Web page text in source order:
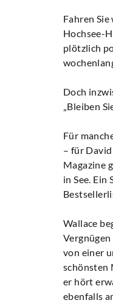
Fahren
Hochsee-
plötzlich
Doch
„Bleiben
Für
– für
Magazine
in See.
Wallace
von einer
schönsten
er hört
ebenfalls